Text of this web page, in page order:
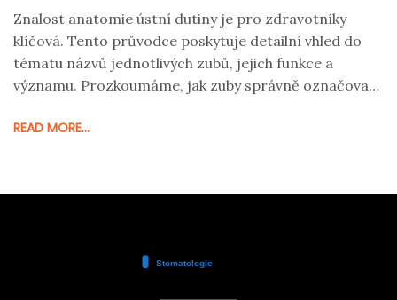
Znalost anatomie ústní dutiny je pro zdravotníky
klíčová. Tento průvodce poskytuje detailní vhled do
tématu názvů jednotlivých zubů, jejich funkce a
významu. Prozkoumáme, jak zuby správně označovat,
estetický přínos. Cílem je poskytnout ucelený přehled,
READ MORE...